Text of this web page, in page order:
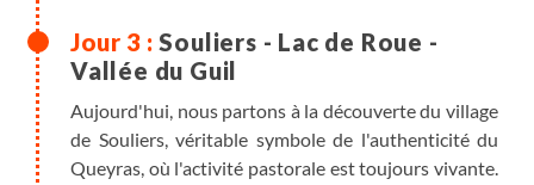
Souliers - Lac de Roue -
Vallée du Guil
Aujourd'hui, nous partons à la découverte du village
de Souliers, véritable symbole de l'authenticité du
Queyras, où l'activité pastorale est toujours vivante.